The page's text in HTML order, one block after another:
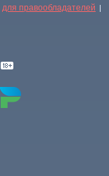
для правообладателей |